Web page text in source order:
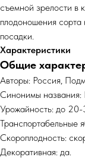
съемной зрелости в
плодоношения сорта
посадки.
Характеристики
Общие
Авторы: Россия,
Синонимы
Урожайность: до 20-
Транспортабельные
Скороплодность:
Декоративная: да.